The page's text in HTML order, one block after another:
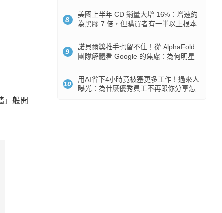
」般開
8
美國上半年 CD 銷量大增 16%：增速約
為黑膠 7 倍，但購買者有一半以上根本
9
諾貝爾獎推手也留不住！從 AlphaFold
團隊解體看 Google 的焦慮：為何明星
10
用AI省下4小時竟被塞更多工作！過來人
曝光：為什麼優秀員工不再跟你分享怎